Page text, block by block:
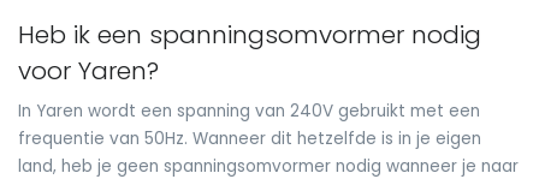
Heb ik een spanningsomvormer nodig
voor Yaren?
In Yaren wordt een spanning van 240V gebruikt met een
frequentie van 50Hz. Wanneer dit hetzelfde is in je eigen
land, heb je geen spanningsomvormer nodig wanneer je naar